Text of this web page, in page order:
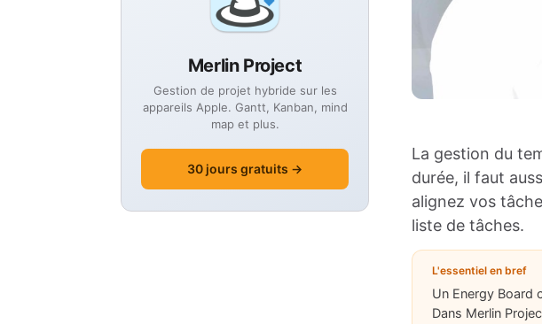
Merlin Project
Gestion de projet hybride sur les
appareils Apple. Gantt, Kanban, mind
map et plus.
30 jours gratuits →
La gestion du
durée, il faut
alignez vos
liste de tâches.
L'essentiel en bref
Un Energy Board
Dans Merlin